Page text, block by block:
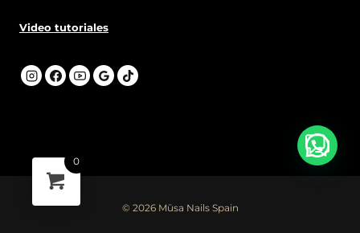
Video tutoriales
© 2026 Mūsa Nails Spain
0